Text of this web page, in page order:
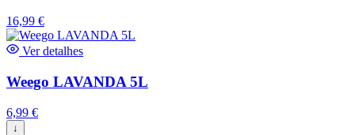
16,99 €
Ver detalhes
Weego LAVANDA 5L
6,99 €
↓